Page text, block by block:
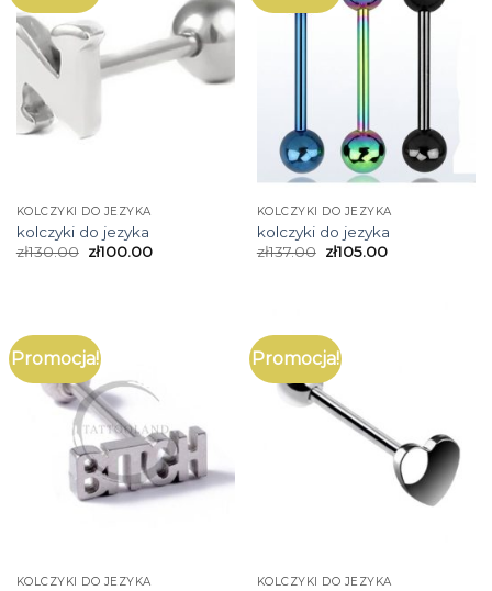
KOLCZYKI DO JEZYKA
kolczyki do jezyka
zł130.00 zł100.00
KOLCZYKI DO JEZYKA
kolczyki do jezyka
zł137.00 zł105.00
Promocja!
KOLCZYKI DO JEZYKA
Promocja!
KOLCZYKI DO JEZYKA